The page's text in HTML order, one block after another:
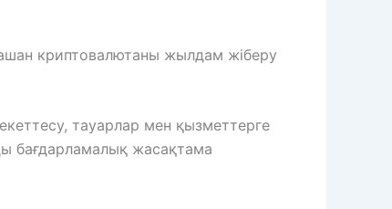
криптовалютаны жылдам жіберу
тауарлар мен қызметтерге
бағдарламалық жасақтама